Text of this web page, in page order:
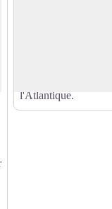
l'Atlantique.